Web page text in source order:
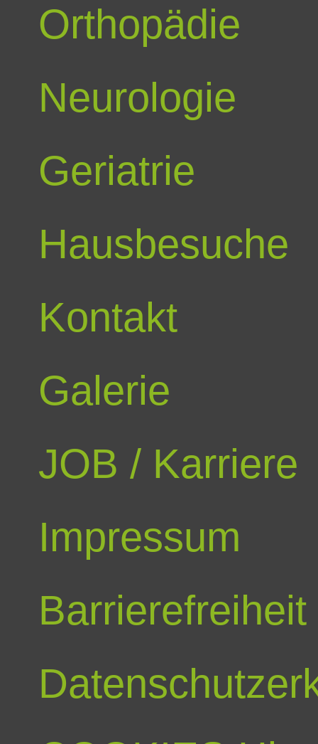
Orthopädie
Neurologie
Geriatrie
Hausbesuche
Kontakt
Galerie
JOB / Karriere
Impressum
Barrierefreiheit